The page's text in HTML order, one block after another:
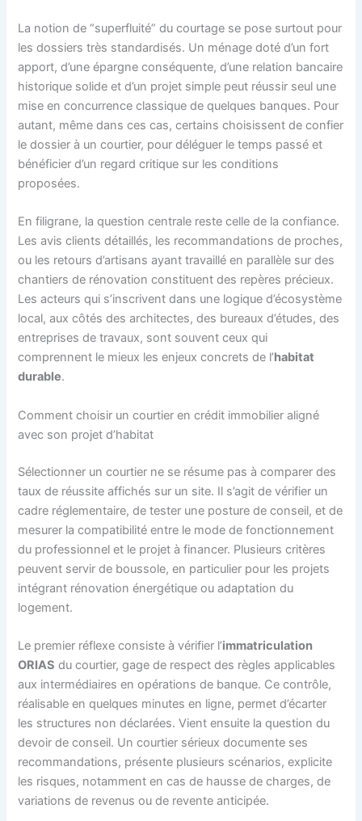
La notion de “superfluité” du courtage se pose surtout pour
les dossiers très standardisés. Un ménage doté d’un fort
apport, d’une épargne conséquente, d’une relation bancaire
historique solide et d’un projet simple peut réussir seul une
mise en concurrence classique de quelques banques. Pour
autant, même dans ces cas, certains choisissent de confier
le dossier à un courtier, pour déléguer le temps passé et
bénéficier d’un regard critique sur les conditions
proposées.
En filigrane, la question centrale reste celle de la confiance.
Les avis clients détaillés, les recommandations de proches,
ou les retours d’artisans ayant travaillé en parallèle sur des
chantiers de rénovation constituent des repères précieux.
Les acteurs qui s’inscrivent dans une logique d’écosystème
local, aux côtés des architectes, des bureaux d’études, des
entreprises de travaux, sont souvent ceux qui
comprennent le mieux les enjeux concrets de l’habitat
durable.
Comment choisir un courtier en crédit immobilier aligné
avec son projet d’habitat
Sélectionner un courtier ne se résume pas à comparer des
taux de réussite affichés sur un site. Il s’agit de vérifier un
cadre réglementaire, de tester une posture de conseil, et de
mesurer la compatibilité entre le mode de fonctionnement
du professionnel et le projet à financer. Plusieurs critères
peuvent servir de boussole, en particulier pour les projets
intégrant rénovation énergétique ou adaptation du
logement.
Le premier réflexe consiste à vérifier l’immatriculation
ORIAS du courtier, gage de respect des règles applicables
aux intermédiaires en opérations de banque. Ce contrôle,
réalisable en quelques minutes en ligne, permet d’écarter
les structures non déclarées. Vient ensuite la question du
devoir de conseil. Un courtier sérieux documente ses
recommandations, présente plusieurs scénarios, explicite
les risques, notamment en cas de hausse de charges, de
variations de revenus ou de revente anticipée.